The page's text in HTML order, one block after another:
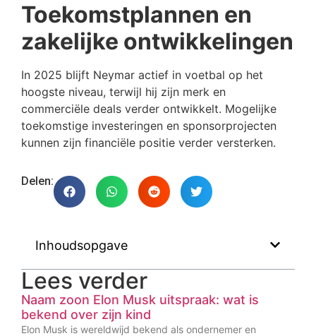
Toekomstplannen en
zakelijke ontwikkelingen
In 2025 blijft Neymar actief in voetbal op het
hoogste niveau, terwijl hij zijn merk en
commerciële deals verder ontwikkelt. Mogelijke
toekomstige investeringen en sponsorprojecten
kunnen zijn financiële positie verder versterken.
Delen:
Inhoudsopgave
Lees verder
Naam zoon Elon Musk uitspraak: wat is
bekend over zijn kind
Elon Musk is wereldwijd bekend als ondernemer en